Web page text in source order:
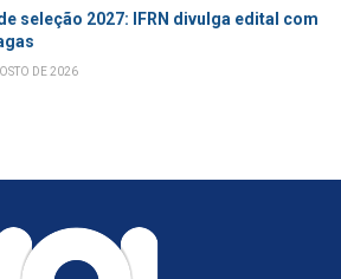
seleção 2027: IFRN divulga edital com
DE 2026